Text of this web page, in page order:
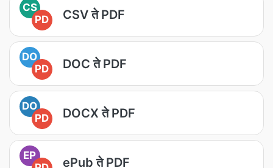
CS
PD
CSV ते PDF
DO
PD
DOC ते PDF
DO
PD
DOCX ते PDF
EP
ePub ते PDF